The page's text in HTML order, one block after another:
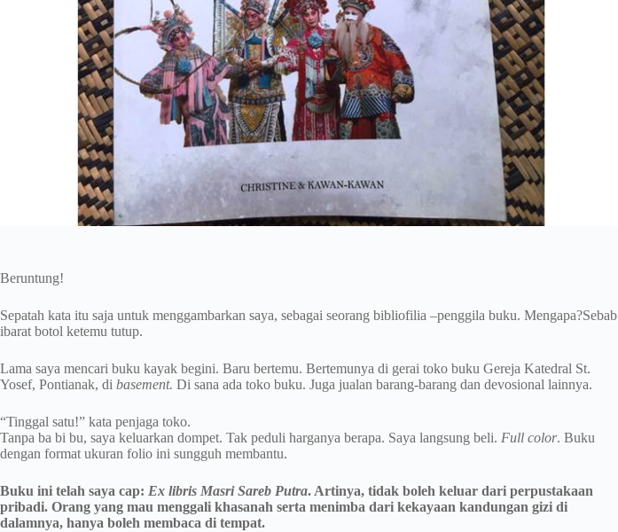
Beruntung!
Sepatah kata itu saja untuk menggambarkan saya, sebagai seorang bibliofilia –penggila buku. Mengapa?Sebab
ibarat botol ketemu tutup.
Lama saya mencari buku kayak begini. Baru bertemu. Bertemunya di gerai toko buku Gereja Katedral St.
Yosef, Pontianak, di basement. Di sana ada toko buku. Juga jualan barang-barang dan devosional lainnya.
“Tinggal satu!” kata penjaga toko.
Tanpa ba bi bu, saya keluarkan dompet. Tak peduli harganya berapa. Saya langsung beli. Full color. Buku
dengan format ukuran folio ini sungguh membantu.
Buku ini telah saya cap: Ex libris Masri Sareb Putra. Artinya, tidak boleh keluar dari perpustakaan
pribadi. Orang yang mau menggali khasanah serta menimba dari kekayaan kandungan gizi di
dalamnya, hanya boleh membaca di tempat.